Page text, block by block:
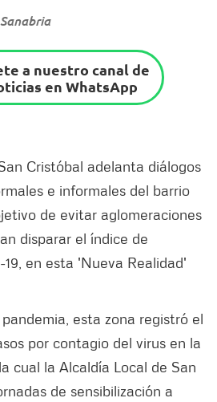
a nuestro canal de
en WhatsApp
Cristóbal adelanta diálogos
e informales del barrio
de evitar aglomeraciones
disparar el índice de
en esta 'Nueva Realidad'
esta zona registró el
por contagio del virus en la
cual la Alcaldía Local de San
de sensibilización a